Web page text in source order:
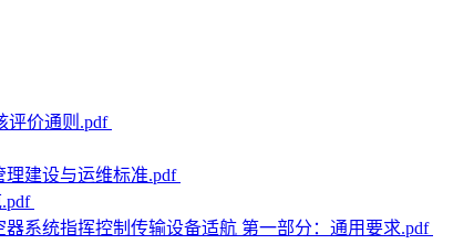
评价通则.pdf
理建设与运维标准.pdf
器系统指挥控制传输设备适航 第一部分：通用要求.pdf